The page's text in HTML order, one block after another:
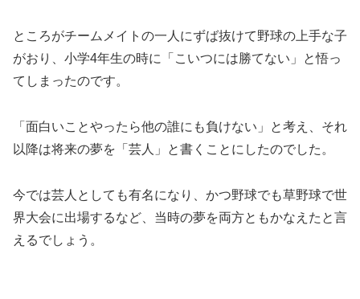
ところがチームメイトの一人にずば抜けて野球の上手な子
がおり、小学4年生の時に「こいつには勝てない」と悟っ
てしまったのです。
「面白いことやったら他の誰にも負けない」と考え、それ
以降は将来の夢を「芸人」と書くことにしたのでした。
今では芸人としても有名になり、かつ野球でも草野球で世
界大会に出場するなど、当時の夢を両方ともかなえたと言
えるでしょう。